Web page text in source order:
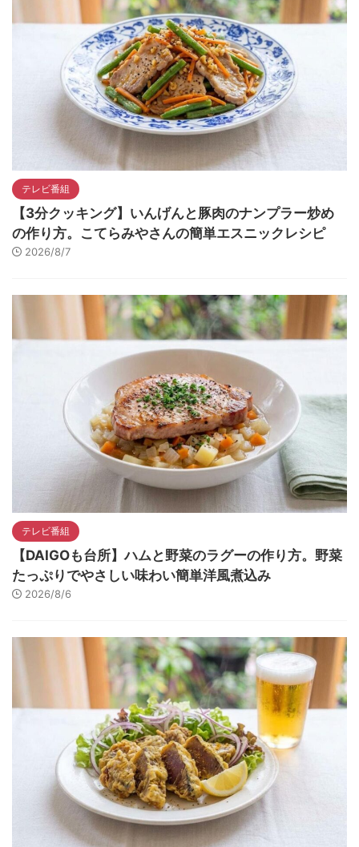
テレビ番組
【3分クッキング】いんげんと豚肉のナンプラー炒め
の作り方。こてらみやさんの簡単エスニックレシピ
2026/8/7
テレビ番組
【DAIGOも台所】ハムと野菜のラグーの作り方。野菜
たっぷりでやさしい味わい簡単洋風煮込み
2026/8/6